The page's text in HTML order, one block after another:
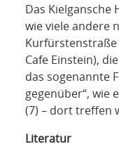
Das Kielgansche
wie viele andere
Kurfürstenstraße
Cafe Einstein),
das sogenannte
gegenüber“, wie
(7) – dort treffen
Literatur